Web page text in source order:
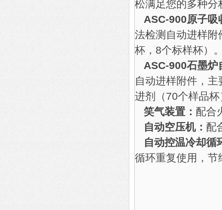
松满足您的多种分
ASC-900原子吸
法检测自动进样
杯，8个标样杯）
ASC-900石墨炉
自动进样附件，
进剂（70个样品杯
笑气装置： 配合
自动空压机： 配
自动控温冷却循
循环重复使用，节